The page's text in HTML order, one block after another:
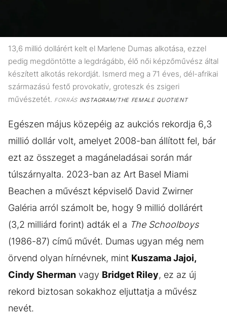
13,6 millió dollárért kelt el Marlene Dumas alkotása, ezzel
pedig megdöntötte a legdrágább, élő női képzőművész által
készített alkotás rekordját. Ismerd meg a 71 éves, dél-afrikai
származású festő provokatív, groteszk és zsigeri
művészetét. FORRÁSINSTAGRAM/THE FEMALE QUOTIENT
Egészen május közepéig az aukciós rekordja 6,3
millió dollár volt, amelyet 2008-ban állított fel, bár
ezt az összeget a magáneladásai során már
túlszárnyalta. 2023-ban az Art Basel Miami
Beachen a művészt képviselő David Zwirner
Galéria arról számolt be, hogy 9 millió dollárért
(3,2 milliárd forint) adták el a The Schoolboys
(1986-87) című művét. Dumas ugyan még nem
örvend olyan hírnévnek, mint Kuszama Jajoi,
Cindy Sherman vagy Bridget Riley, ez az új
rekord biztosan sokakhoz eljuttatja a művész
nevét.